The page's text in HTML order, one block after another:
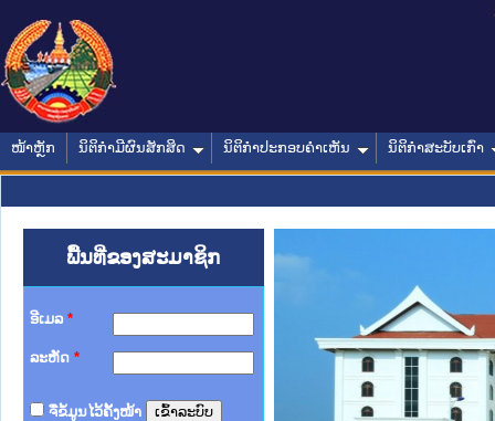
ໜ້າຫຼັກ ນິຕິກໍາມີຜົນສັກສິດ ນິຕິກໍາປະກອບຄໍາເຫັນ ນິຕິກໍາສະບັບເກົ່າ
ພື້ນທີ່ຂອງສະມາຊິກ
ອີເມລ *
ລະຫັດ *
ຈື່ຂໍ້ມູນໄວ້ຄັ້ງໜ້າ